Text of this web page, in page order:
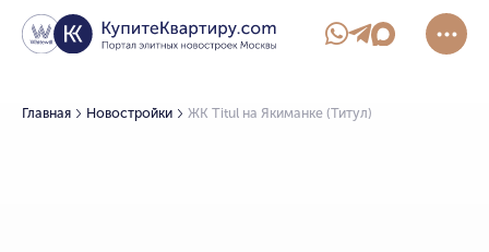
Главная Новостройки ЖК Titul на Якиманке (Титул)